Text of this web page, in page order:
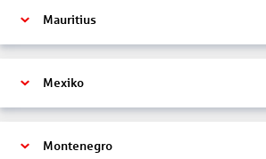
Mauritius
Mexiko
Montenegro